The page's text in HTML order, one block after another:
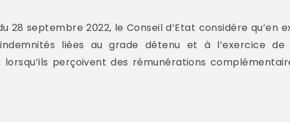
28 septembre 2022, le Conseil d’Etat considère qu’en
liées au grade détenu et à l’exercice
perçoivent des rémunérations